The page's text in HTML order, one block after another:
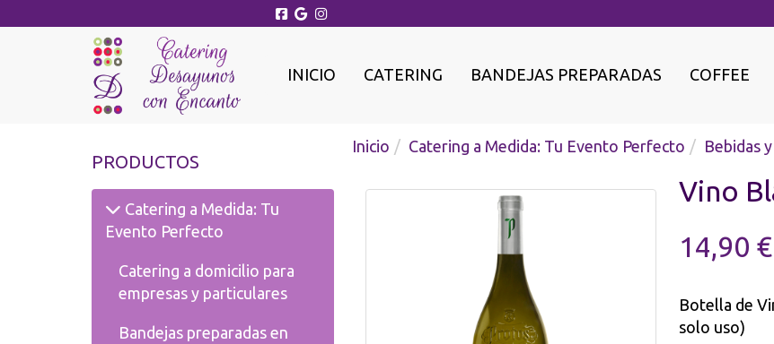
INICIO CATERING BANDEJAS PREPARADAS COFFEE
PRODUCTOS
Catering a Medida: Tu
Evento Perfecto
Catering a domicilio para
empresas y particulares
Bandejas preparadas en
Inicio Catering a Medida: Tu Evento Perfecto Bebidas
Vino
14,90 €
Botella de
solo uso)